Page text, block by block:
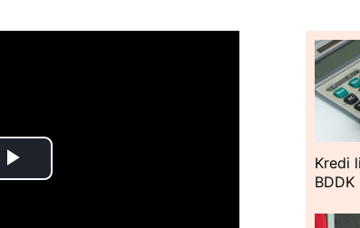
Kredi
BDDK